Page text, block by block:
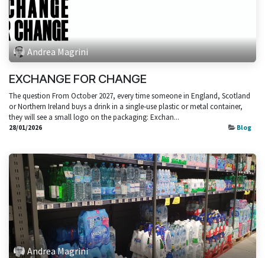
Andrea Magrini
EXCHANGE FOR CHANGE
The question From October 2027, every time someone in England, Scotland
or Northern Ireland buys a drink in a single‑use plastic or metal container,
they will see a small logo on the packaging: Exchan...
28/01/2026 Blog
Andrea Magrini